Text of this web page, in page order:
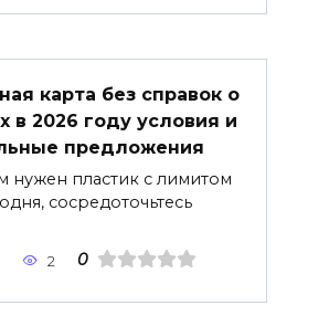
карта без справок о
в 2026 году условия и
предложения
нужен пластик с лимитом
сосредоточьтесь
2 0